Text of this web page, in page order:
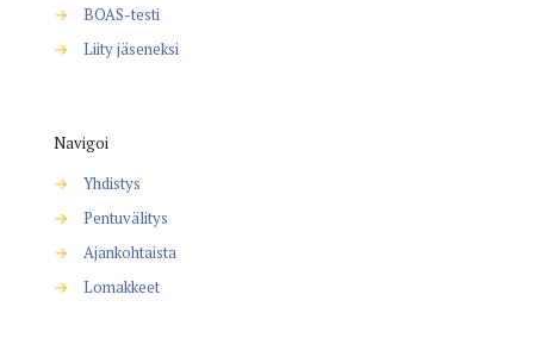
→
BOAS-testi
→
Liity jäseneksi
Navigoi
→
Yhdistys
→
Pentuvälitys
→
Ajankohtaista
→
Lomakkeet